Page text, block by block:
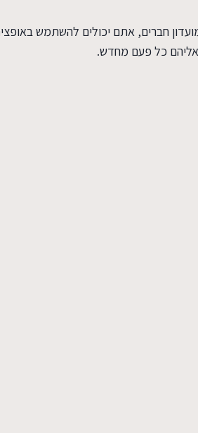
חברים, אתם יכולים להשתמש
אליהם כל פעם מחדש.